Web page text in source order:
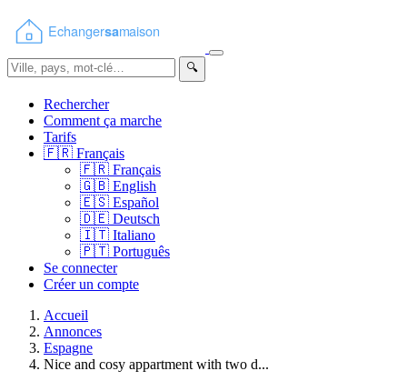
🔍
Rechercher
Comment ça marche
Tarifs
🇫🇷 Français
🇫🇷 Français
🇬🇧 English
🇪🇸 Español
🇩🇪 Deutsch
🇮🇹 Italiano
🇵🇹 Português
Se connecter
Créer un compte
Accueil
Annonces
Espagne
Nice and cosy appartment with two d...